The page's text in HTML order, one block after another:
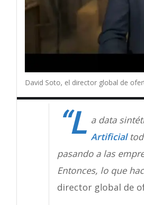
David Soto, el director global de
“L a data
Artificial
pasando a las
Entonces, lo que
director global de